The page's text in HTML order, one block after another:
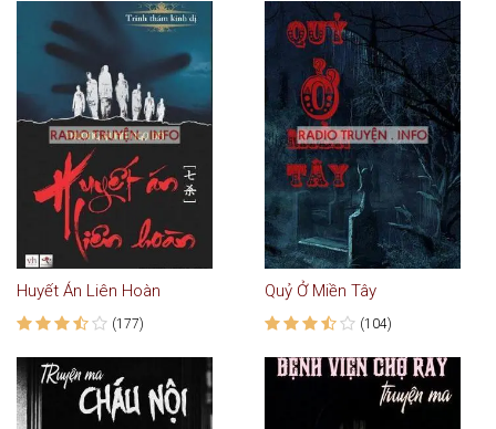
Huyết Án Liên Hoàn
(177)
Quỷ Ở Miền Tây
(104)